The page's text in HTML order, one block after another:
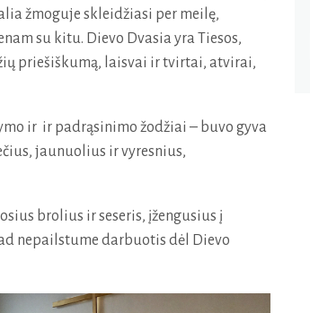
žmoguje skleidžiasi per meilę,
su kitu. Dievo Dvasia yra Tiesos,
priešiškumą, laisvai ir tvirtai, atvirai,
ir ir padrąsinimo žodžiai – buvo gyva
jaunuolius ir vyresnius,
brolius ir seseris, įžengusius į
nepailstume darbuotis dėl Dievo